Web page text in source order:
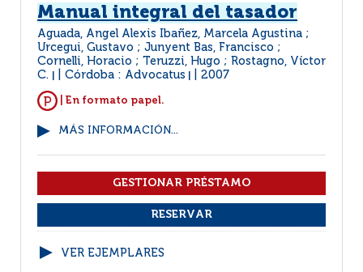
Manual integral del tasador
Aguada, Angel Alexis Ibañez, Marcela Agustina ;
Urcegui, Gustavo ; Junyent Bas, Francisco ;
Cornelli, Horacio ; Teruzzi, Hugo ; Rostagno, Víctor
C.
Córdoba : Advocatus 2007
| En formato papel.
MÁS INFORMACIÓN...
VER EJEMPLARES